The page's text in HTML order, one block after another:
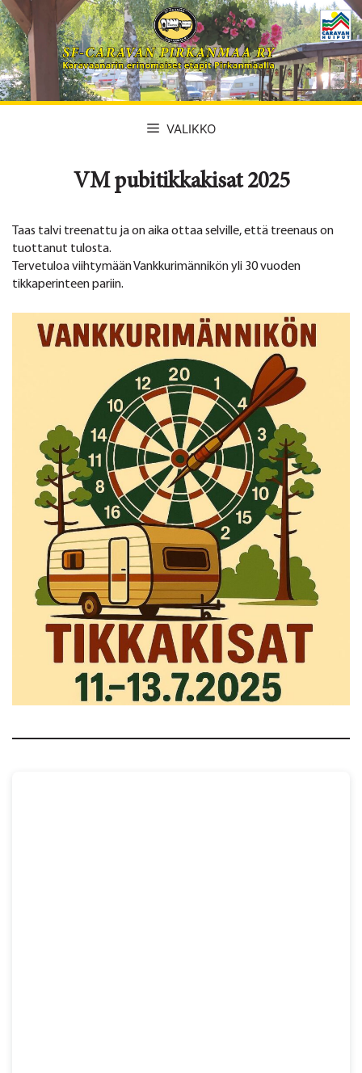
Siirry
sisältöön
VALIKKO
VM pubitikkakisat 2025
Taas talvi treenattu ja on aika ottaa selville, että treenaus on
tuottanut tulosta.
Tervetuloa viihtymään Vankkurimännikön yli 30 vuoden
tikkaperinteen pariin.